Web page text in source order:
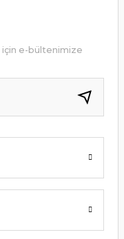
için e-bültenimize